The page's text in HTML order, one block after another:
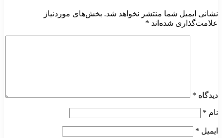
نشانی ایمیل شما منتشر نخواهد شد. بخش‌های موردنیاز
علامت‌گذاری شده‌اند *
دیدگاه *
نام *
ایمیل *